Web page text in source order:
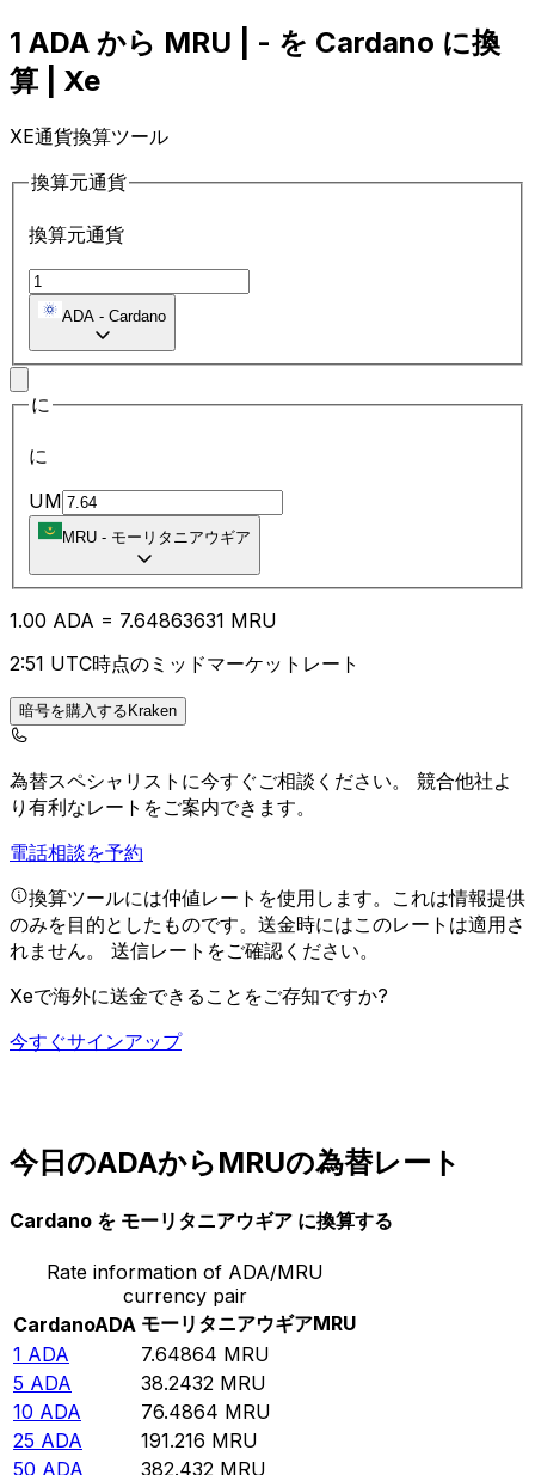
1 ADA から MRU | - を Cardano に換
算 | Xe
XE通貨換算ツール
換算元通貨
換算元通貨
ADA - Cardano
に
に
UM
MRU - モーリタニアウギア
1.00 ADA = 7.64863631 MRU
2:51 UTC時点のミッドマーケットレート
暗号を購入するKraken
為替スペシャリストに今すぐご相談ください。 競合他社よ
り有利なレートをご案内できます。
電話相談を予約
換算ツールには仲値レートを使用します。これは情報提供
のみを目的としたものです。送金時にはこのレートは適用さ
れません。 送信レートをご確認ください。
Xeで海外に送金できることをご存知ですか?
今すぐサインアップ
今日のADAからMRUの為替レート
Cardano を モーリタニアウギア に換算する
Rate information of ADA/MRU
currency pair
CardanoADA モーリタニアウギアMRU
1 ADA 7.64864 MRU
5 ADA 38.2432 MRU
10 ADA 76.4864 MRU
25 ADA 191.216 MRU
50 ADA 382.432 MRU